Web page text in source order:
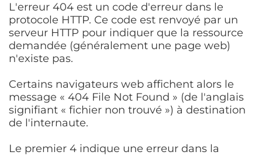
L'erreur 404 est un code d'erreur dans le
protocole HTTP. Ce code est renvoyé par un
serveur HTTP pour indiquer que la ressource
demandée (généralement une page web)
n'existe pas.
Certains navigateurs web affichent alors le
message « 404 File Not Found » (de l'anglais
signifiant « fichier non trouvé ») à destination
de l'internaute.
Le premier 4 indique une erreur dans la